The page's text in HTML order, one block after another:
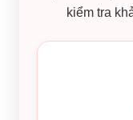
kiểm tra